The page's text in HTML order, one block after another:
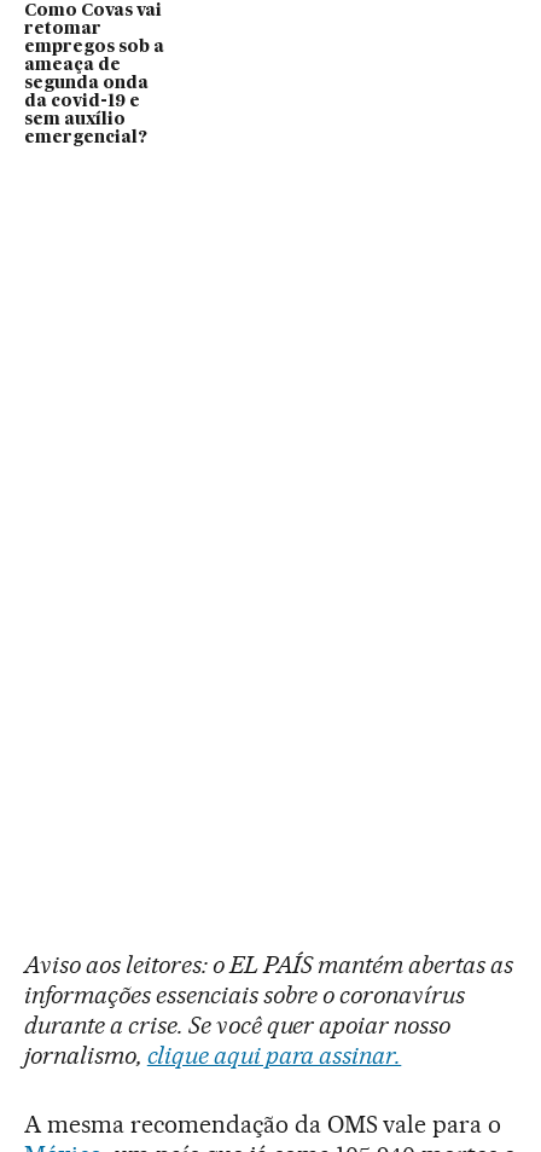
Como Covas vai
retomar
empregos sob a
ameaça de
segunda onda
da covid-19 e
sem auxílio
emergencial?
Aviso aos leitores: o EL PAÍS mantém abertas as
informações essenciais sobre o coronavírus
durante a crise. Se você quer apoiar nosso
jornalismo, clique aqui para assinar.
A mesma recomendação da OMS vale para o